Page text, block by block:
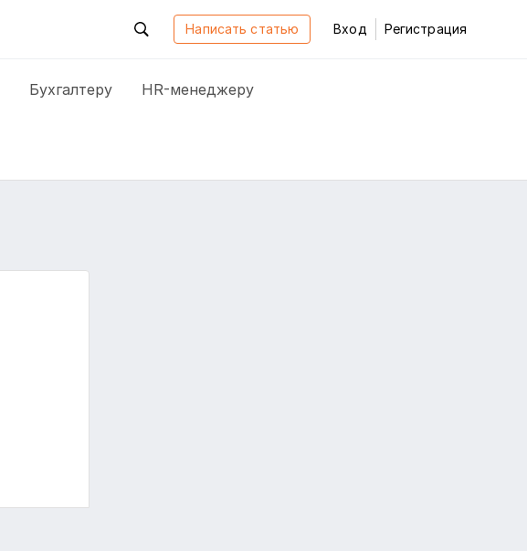
Написать статью Вход Регистрация
Бухгалтеру HR-менеджеру